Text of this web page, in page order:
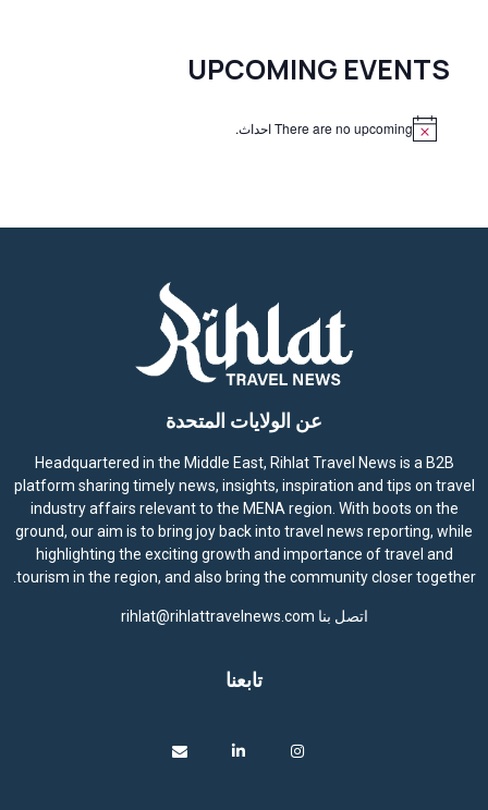
UPCOMING EVENTS
There are no upcoming احداث.
عن الولايات المتحدة
Headquartered in the Middle East, Rihlat Travel News is a B2B
platform sharing timely news, insights, inspiration and tips on travel
industry affairs relevant to the MENA region. With boots on the
ground, our aim is to bring joy back into travel news reporting, while
highlighting the exciting growth and importance of travel and
tourism in the region, and also bring the community closer together.
اتصل بنا rihlat@rihlattravelnews.com
تابعنا